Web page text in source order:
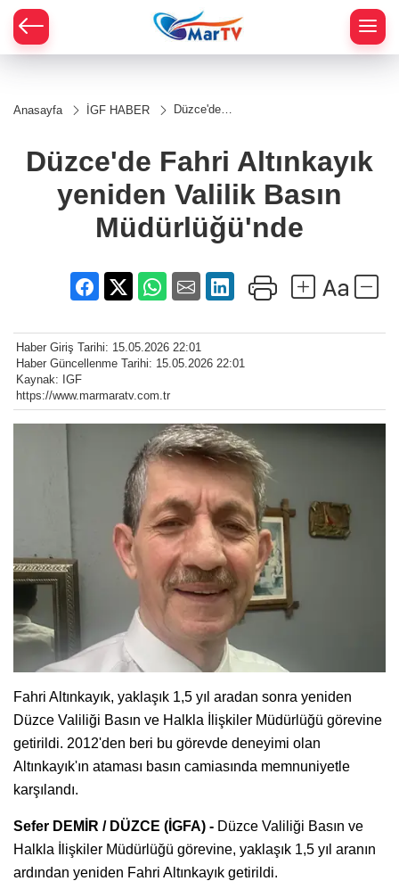
Anasayfa İGF HABER
Düzce'de
yeniden Valilik
Basın
Düzce'de Fahri Altınkayık
yeniden Valilik Basın
Müdürlüğü'nde
Haber Giriş Tarihi: 15.05.2026 22:01
Haber Güncellenme Tarihi: 15.05.2026 22:01
Kaynak: IGF
https://www.marmaratv.com.tr
Fahri Altınkayık, yaklaşık 1,5 yıl aradan sonra yeniden
Düzce Valiliği Basın ve Halkla İlişkiler Müdürlüğü görevine
getirildi. 2012'den beri bu görevde deneyimi olan
Altınkayık'ın ataması basın camiasında memnuniyetle
karşılandı.
Sefer DEMİR / DÜZCE (İGFA) - Düzce Valiliği Basın ve
Halkla İlişkiler Müdürlüğü görevine, yaklaşık 1,5 yıl aranın
ardından yeniden Fahri Altınkayık getirildi.